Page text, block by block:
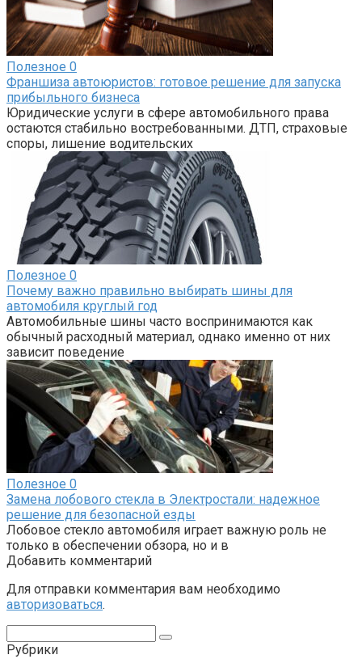
Полезное 0
Франшиза автоюристов: готовое решение для запуска
прибыльного бизнеса
Юридические услуги в сфере автомобильного права
остаются стабильно востребованными. ДТП, страховые
споры, лишение водительских
Полезное 0
Почему важно правильно выбирать шины для
автомобиля круглый год
Автомобильные шины часто воспринимаются как
обычный расходный материал, однако именно от них
зависит поведение
Полезное 0
Замена лобового стекла в Электростали: надежное
решение для безопасной езды
Лобовое стекло автомобиля играет важную роль не
только в обеспечении обзора, но и в
Добавить комментарий
Для отправки комментария вам необходимо
авторизоваться.
Рубрики